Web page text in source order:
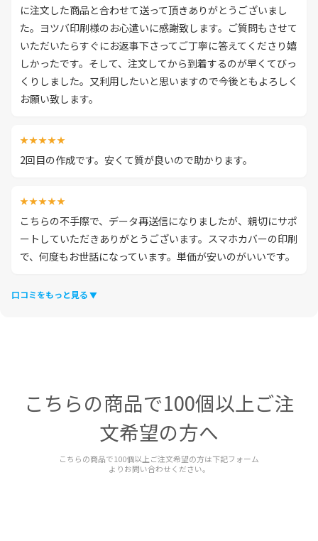
に注文した商品と合わせて送って頂きありがとうございまし
た。ヨツバ印刷様のお心遣いに感謝致します。ご質問もさせて
いただいたらすぐにお返事下さってご丁寧に答えてくださり嬉
しかったです。そして、注文してから到着するのが早くてびっ
くりしました。又利用したいと思いますので今後ともよろしく
お願い致します。
★★★★★
2回目の作成です。安くて質が良いので助かります。
★★★★★
こちらの不手際で、データ再送信になりましたが、親切にサポ
ートしていただきありがとうございます。スマホカバーの印刷
で、何度もお世話になっています。単価が安いのがいいです。
口コミをもっと見る
こちらの商品で100個以上ご注
文希望の方へ
こちらの商品で100個以上ご注文希望の方は下記フォーム
よりお問い合わせください。